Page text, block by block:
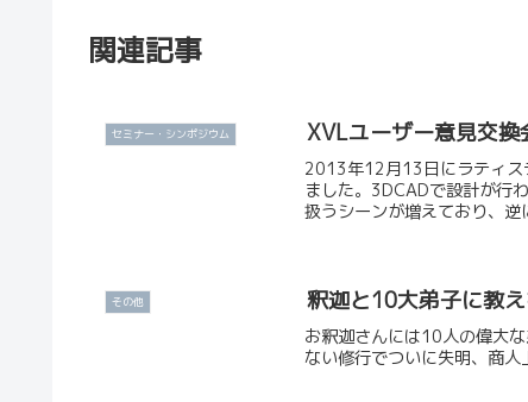
関連記事
セミナー・シンポジウム XVLユーザー意見交換
2013年12月13日にラティス
ました。3DCADで設計が行
扱うシーンが増えており、逆
その他 釈迦と10大弟子に教
お釈迦さんには10人の偉大
ない修行でついに失明、商